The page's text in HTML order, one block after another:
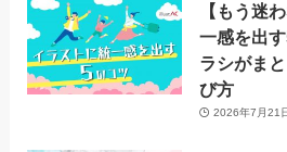
【もう迷
一感を出
ラシがま
び方
2026年7月21